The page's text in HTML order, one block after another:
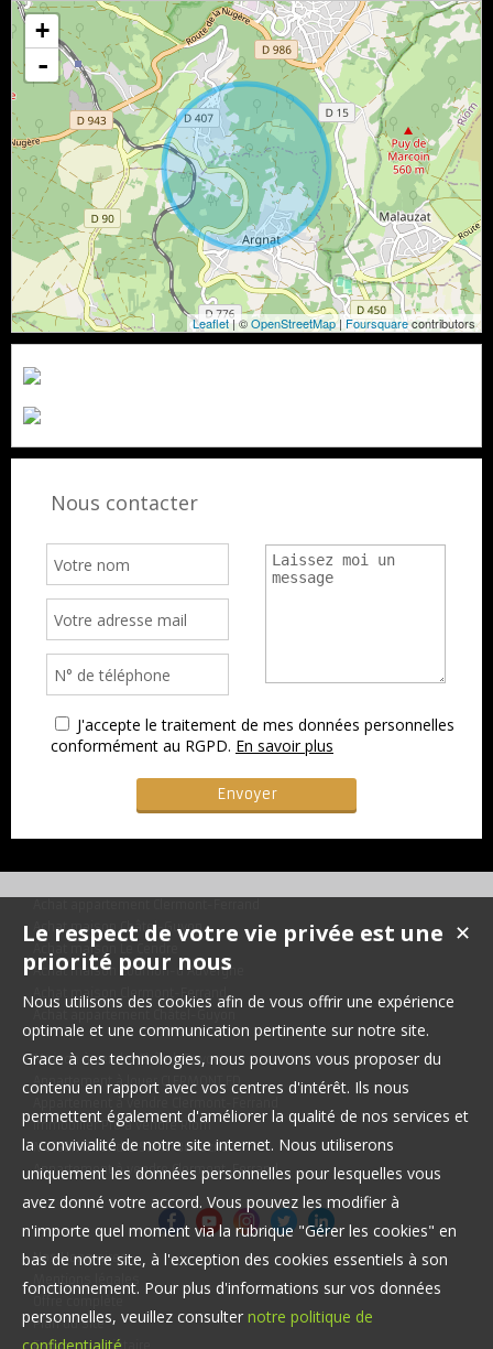
+
-
Leaflet| ©OpenStreetMap| Foursquarecontributors
Nous contacter
J'accepte le traitement de mes données personnelles
conformément au RGPD. En savoir plus
Achat maison Châtel-Guyon
Achat maison Le Cendre
Achat maison Cournon-d'Auvergne
Achat maison Clermont-Ferrand
Maison à vendre Châtel-Guyon
Appartement à louer CLERMONT FD
Immobilier Pro à vendre Riom
Maison à vendre Saint-Beauzire
Appartement à vendre Clermont-Ferrand
Nos Honoraires
Mentions légales
Plan du site
Espace propriétaire
✕
Le respect de votre vie privée est une
priorité pour nous
Nous utilisons des cookies afin de vous offrir une expérience
optimale et une communication pertinente sur notre site.
Grace à ces technologies, nous pouvons vous proposer du
contenu en rapport avec vos centres d'intérêt. Ils nous
permettent également d'améliorer la qualité de nos services et
la convivialité de notre site internet. Nous utiliserons
uniquement les données personnelles pour lesquelles vous
avez donné votre accord. Vous pouvez les modifier à
n'importe quel moment via la rubrique "Gérer les cookies" en
bas de notre site, à l'exception des cookies essentiels à son
fonctionnement. Pour plus d'informations sur vos données
personnelles, veuillez consulter notre politique de